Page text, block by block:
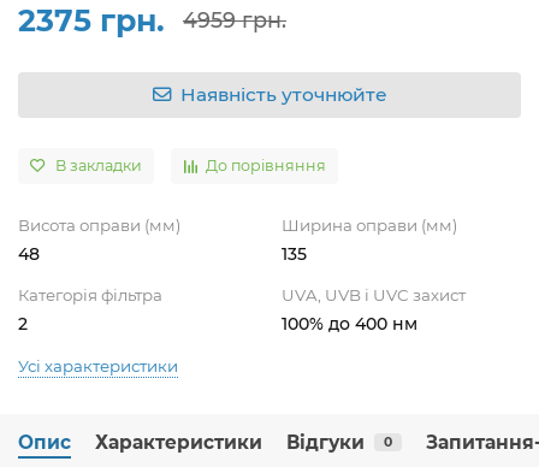
2375 грн. 4959 грн.
Наявність уточнюйте
В закладки До порівняння
Висота оправи (мм)
48
Ширина оправи (мм)
135
Категорія фільтра
2
UVA, UVB і UVC захист
100% до 400 нм
Усі характеристики
Опис Характеристики Відгуки 0